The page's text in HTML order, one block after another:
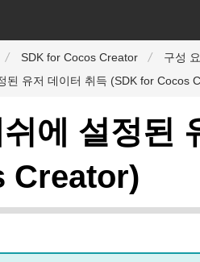
SDK for Cocos Creator
구성
된 유저 데이터 취득 (SDK for Cocos
에 설정된
Creator)